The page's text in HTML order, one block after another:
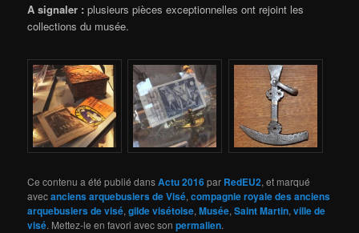
A signaler :plusieurs pièces exceptionnelles ont rejoint les
collections du musée.
Ce contenu a été publié dansActu 2016par RedEU2, et marqué
avecanciens arquebusiers de Visé,compagnie royale des anciens
arquebusiers de visé,gilde visétoise,Musée,Saint Martin,ville de
visé. Mettez-le en favori avec sonpermalien.